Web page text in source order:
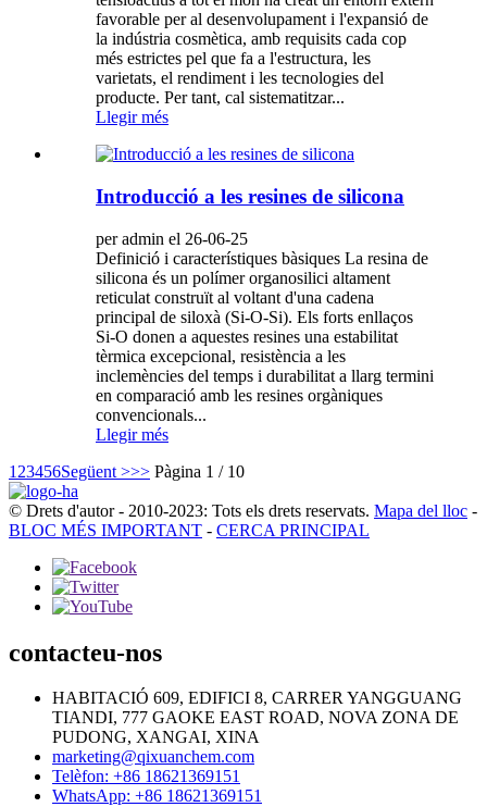
favorable per al desenvolupament i l'expansió de
la indústria cosmètica, amb requisits cada cop
més estrictes pel que fa a l'estructura, les
varietats, el rendiment i les tecnologies del
producte. Per tant, cal sistematitzar...
Llegir més
Introducció a les resines de silicona
per admin el 26-06-25
Definició i característiques bàsiques La resina de
silicona és un polímer organosilici altament
reticulat construït al voltant d'una cadena
principal de siloxà (Si-O-Si). Els forts enllaços
Si-O donen a aquestes resines una estabilitat
tèrmica excepcional, resistència a les
inclemències del temps i durabilitat a llarg termini
en comparació amb les resines orgàniques
convencionals...
Llegir més
1 23456Següent >>> Pàgina 1 / 10
© Drets d'autor - 2010-2023: Tots els drets reservats. Mapa del lloc -
BLOC MÉS IMPORTANT - CERCA PRINCIPAL
contacteu-nos
HABITACIÓ 609, EDIFICI 8, CARRER YANGGUANG
TIANDI, 777 GAOKE EAST ROAD, NOVA ZONA DE
PUDONG, XANGAI, XINA
marketing@qixuanchem.com
Telèfon: +86 18621369151
WhatsApp: +86 18621369151